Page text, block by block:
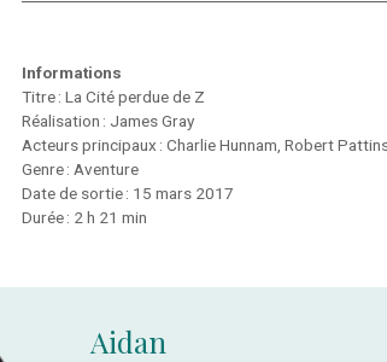
Informations
Titre : La Cité perdue de Z
Réalisation : James Gray
Acteurs principaux : Charlie Hunnam, Robert
Genre : Aventure
Date de sortie : 15 mars 2017
Durée : 2 h 21 min
Aidan